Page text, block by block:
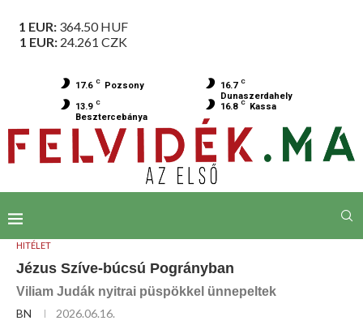
1 EUR: 364.50HUF
1 EUR: 24.261 CZK
17.6 C Pozsony 16.7 C
Dunaszerdahely
13.9 C
Besztercebánya
16.8 C Kassa
HITÉLET
Jézus Szíve-búcsú Pogrányban
Viliam Judák nyitrai püspökkel ünnepeltek
BN
2026.06.16.